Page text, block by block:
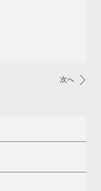
次へ